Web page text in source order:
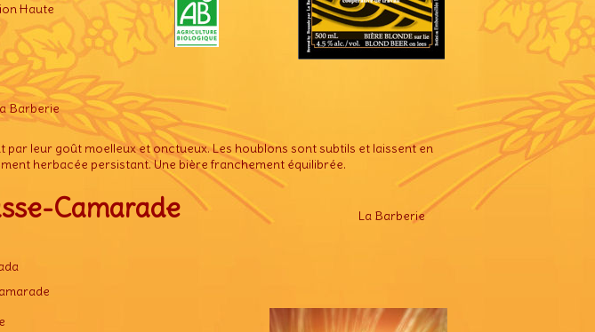
Haute
Barberie
leur goût moelleux et onctueux. Les houblons sont subtils et laissent en
herbacée persistant. Une bière franchement équilibrée.
Camarade La Barberie